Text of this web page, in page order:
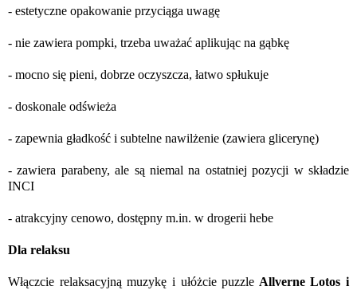
- estetyczne opakowanie przyciąga uwagę
- nie zawiera pompki, trzeba uważać aplikując na gąbkę
- mocno się pieni, dobrze oczyszcza, łatwo spłukuje
- doskonale odświeża
- zapewnia gładkość i subtelne nawilżenie (zawiera glicerynę)
- zawiera parabeny, ale są niemal na ostatniej pozycji w składzie
INCI
- atrakcyjny cenowo, dostępny m.in. w drogerii hebe
Dla relaksu
Włączcie relaksacyjną muzykę i ułóżcie puzzle Allverne Lotos i